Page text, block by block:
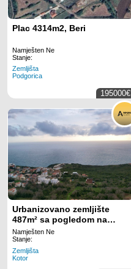
Plac 4314m2, Beri
Namješten Ne
Stanje:
Zemljišta
Podgorica
195000€
Urbanizovano zemljište
487m² sa pogledom na
more – Krimovica, Kotor
Namješten Ne
Stanje:
Zemljišta
Kotor